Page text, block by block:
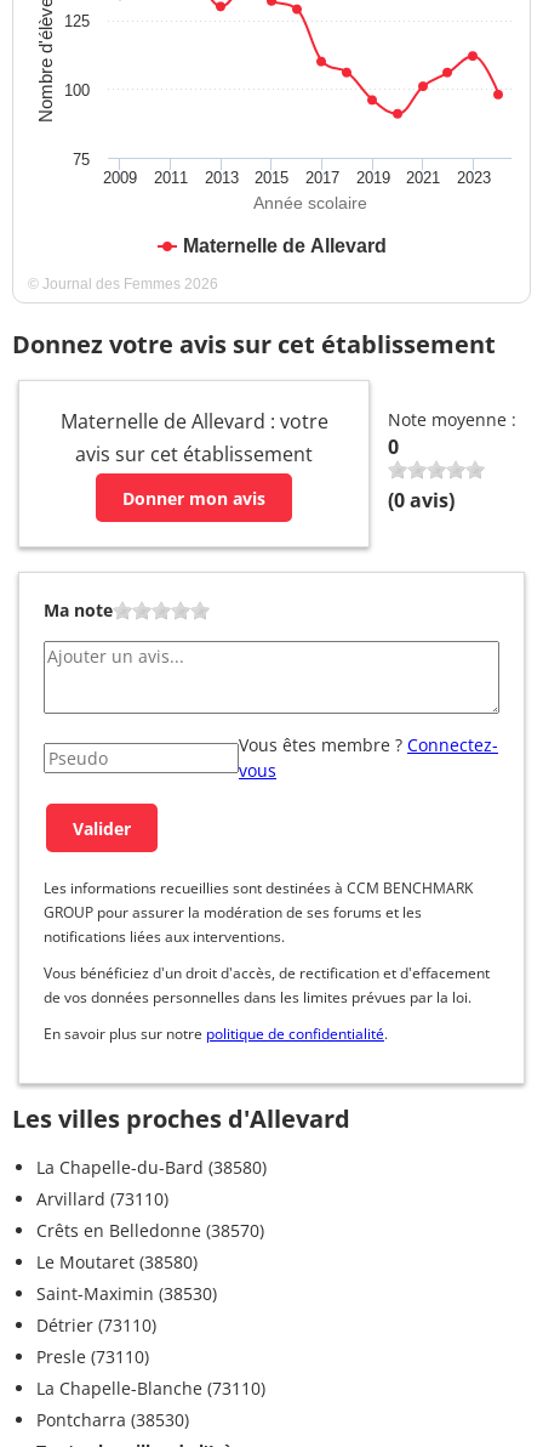
Année scolaire
Nombre d'élèves
Maternelle de Allevard
2009 2011 2013 2015 2017 2019 2021 2023
75
100
125
© Journal des Femmes 2026
Donnez votre avis sur cet établissement
Maternelle de Allevard : votre
avis sur cet établissement
Donner mon avis
Note moyenne :
0
(0avis)
Ma note
Vous êtes membre ? Connectez-
vous
Les informations recueillies sont destinées à CCM BENCHMARK
GROUP pour assurer la modération de ses forums et les
notifications liées aux interventions.
Vous bénéficiez d'un droit d'accès, de rectification et d'effacement
de vos données personnelles dans les limites prévues par la loi.
En savoir plus sur notre politique de confidentialité.
Les villes proches d'Allevard
La Chapelle-du-Bard (38580)
Arvillard (73110)
Crêts en Belledonne (38570)
Le Moutaret (38580)
Saint-Maximin (38530)
Détrier (73110)
Presle (73110)
La Chapelle-Blanche (73110)
Pontcharra (38530)